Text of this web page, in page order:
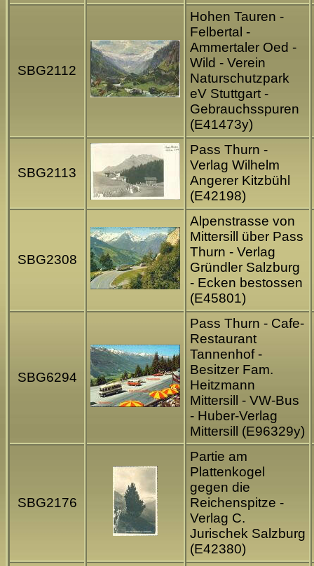
SBG2112
Hohen Tauren -
Felbertal -
Ammertaler Oed -
Wild - Verein
Naturschutzpark
eV Stuttgart -
Gebrauchsspuren
(E41473y)
SBG2113
Pass Thurn -
Verlag Wilhelm
Angerer Kitzbühl
(E42198)
SBG2308
Alpenstrasse von
Mittersill über Pass
Thurn - Verlag
Gründler Salzburg
- Ecken bestossen
(E45801)
SBG6294
Pass Thurn - Cafe-
Restaurant
Tannenhof -
Besitzer Fam.
Heitzmann
Mittersill - VW-Bus
- Huber-Verlag
Mittersill (E96329y)
SBG2176
Partie am
Plattenkogel
gegen die
Reichenspitze -
Verlag C.
Jurischek Salzburg
(E42380)